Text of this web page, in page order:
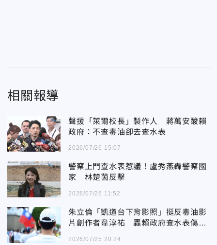
相關報導
聲援「萊爾校長」製作人 蔣萬安酸賴
政府：不查毒油卻去查水表
2026/07/26 15:07
警察上門查水表惹議！盧秀燕轟警察國
家 林楚茵反擊
2026/07/26 11:52
朱立倫「凱道台下背影照」挺反毒油影
片創作者韋淳祐 轟賴政府查水表傷害
2026/07/25 20:24